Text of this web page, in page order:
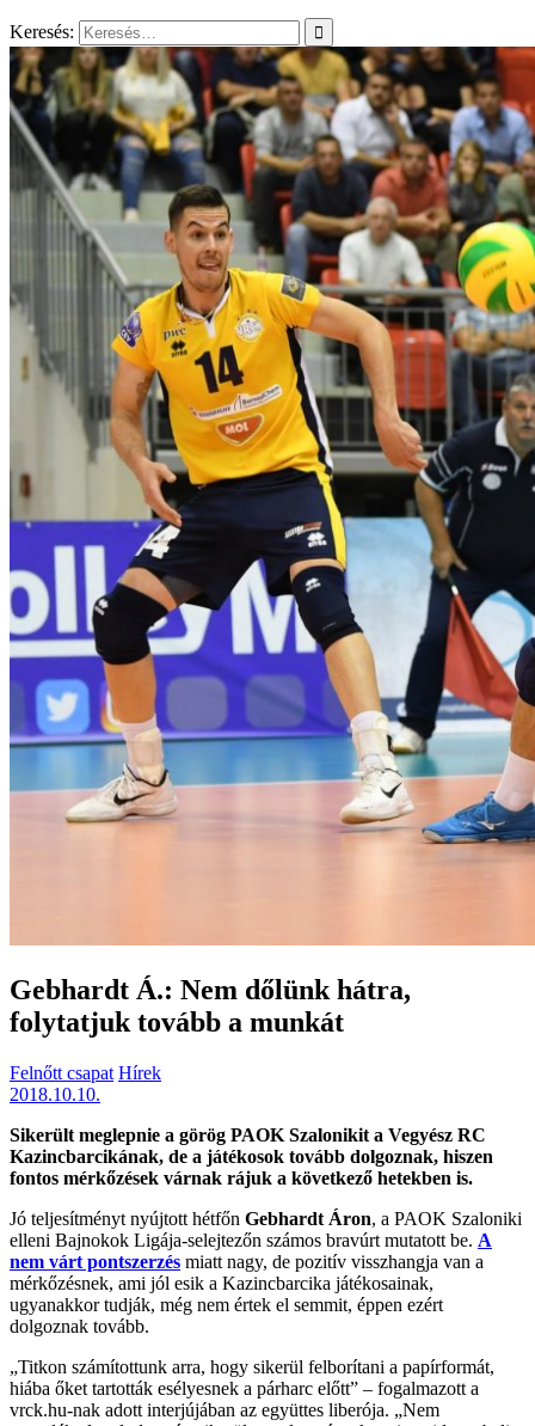
Keresés:
Gebhardt Á.: Nem dőlünk hátra,
folytatjuk tovább a munkát
Felnőtt csapat Hírek
2018.10.10.
Sikerült meglepnie a görög PAOK Szalonikit a Vegyész RC
Kazincbarcikának, de a játékosok tovább dolgoznak, hiszen
fontos mérkőzések várnak rájuk a következő hetekben is.
Jó teljesítményt nyújtott hétfőn Gebhardt Áron, a PAOK Szaloniki
elleni Bajnokok Ligája-selejtezőn számos bravúrt mutatott be. A
nem várt pontszerzés miatt nagy, de pozitív visszhangja van a
mérkőzésnek, ami jól esik a Kazincbarcika játékosainak,
ugyanakkor tudják, még nem értek el semmit, éppen ezért
dolgoznak tovább.
„Titkon számítottunk arra, hogy sikerül felborítani a papírformát,
hiába őket tartották esélyesnek a párharc előtt” – fogalmazott a
vrck.hu-nak adott interjújában az együttes liberója. „Nem